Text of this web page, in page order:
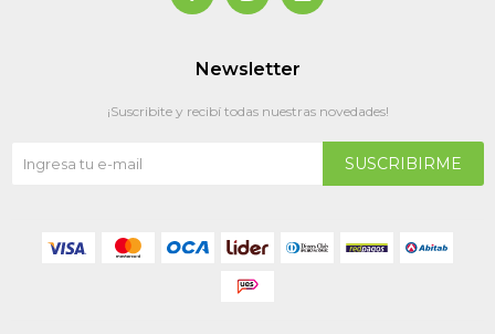
Newsletter
¡Suscribite y recibí todas nuestras novedades!
SUSCRIBIRME